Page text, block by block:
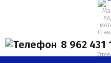
8 962 431